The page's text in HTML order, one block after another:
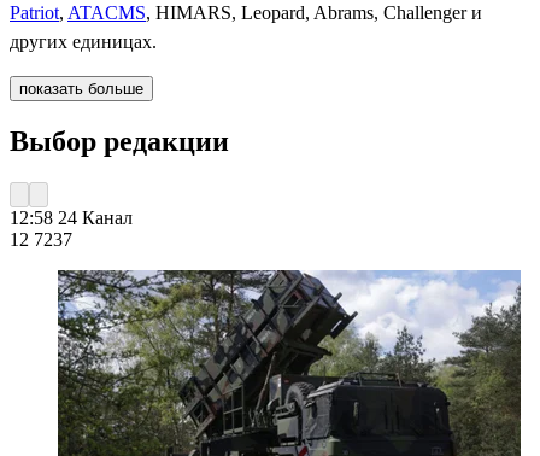
Patriot, ATACMS, HIMARS, Leopard, Abrams, Challenger и
других единицах.
показать больше
Выбор редакции
12:58 24 Канал
12 7237